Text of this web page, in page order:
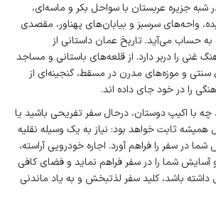
شبه جزیره عربستان با سواحل بکر و ماسه‌ای،
واحه‌های سرسبز و بیابان‌های پهناور، مقصدی
حساب می‌آید. تاریخ عمان داستانی از
غنی را دربر دارد. از قلعه‌های باستانی و مساجد
سنتی و موزه‌های مدرن در مسقط، گنجینه‌ای از
را در خود جای داده اند.
چه با اکیپ دوستان، درحال سفر تفریحی باشید یا
ثابت خواهد بود: نیاز به یک وسیله نقلیه
در سفر را فراهم آورد. اجاره خودرویی آراسته،
شما را در سفر فراهم نماید و فضای کافی
داشته باشد، کلید سفر لذتبخش و به یاد ماندنی